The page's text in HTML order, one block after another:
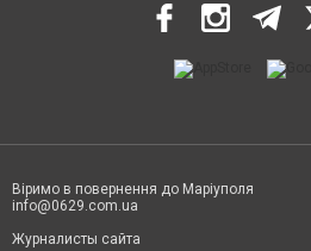
Віримо в повернення до Маріуполя
info@0629.com.ua
Журналисты сайта